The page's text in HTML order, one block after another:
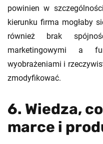
powinien w
kierunku firma mogłaby
również brak
marketingowymi a
wyobrażeniami i
zmodyfikować.
6. Wiedza,
marce i